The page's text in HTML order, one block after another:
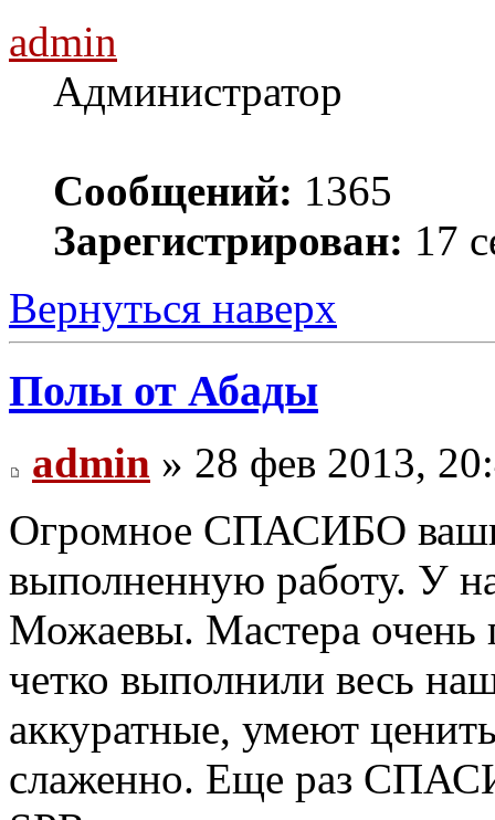
admin
Администратор
Сообщений: 1365
Зарегистрирован: 17
Вернуться наверх
Полы от Абады
admin » 28 фев 2013,
Огромное СПАСИБО
выполненную работу. У
Можаевы. Мастера очень
четко выполнили весь
аккуратные, умеют
слаженно. Еще раз